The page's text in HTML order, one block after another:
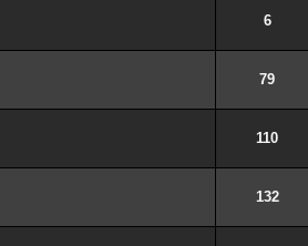
6
79
110
132